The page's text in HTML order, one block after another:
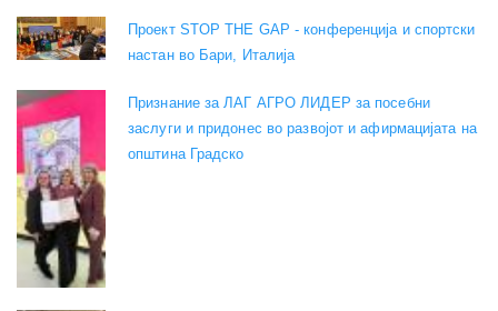
Проект STOP THE GAP - конференција и спортски
настан во Бари, Италија
Признание за ЛАГ АГРО ЛИДЕР за посебни
заслуги и придонес во развојот и афирмацијата на
општина Градско